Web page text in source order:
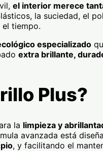
el interior merece
la suciedad, el
tiempo.
especializado
extra brillante,
Plus?
la limpieza y
avanzada está
, y facilitando el